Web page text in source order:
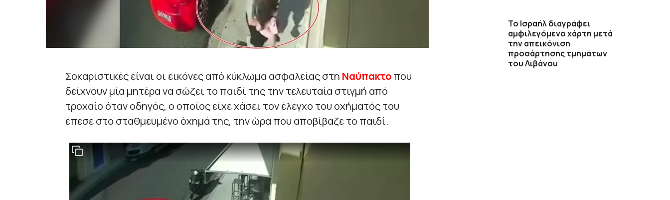
Σοκαριστικές είναι οι εικόνες από κύκλωμα ασφαλείας στη Ναύπακτο που
δείχνουν μία μητέρα να σώζει το παιδί της την τελευταία στιγμή από
τροχαίο όταν οδηγός, ο οποίος είχε χάσει τον έλεγχο του οχήματός του
έπεσε στο σταθμευμένο όχημά της, την ώρα που αποβίβαζε το παιδί.
Το Ισραήλ διαγράφει
αμφιλεγόμενο χάρτη μετά
την απεικόνιση
προσάρτησης τμημάτων
του Λιβάνου